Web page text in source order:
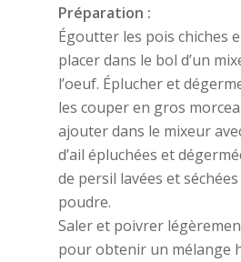
Préparation :
Égoutter les pois chiches
placer dans le bol d’un
l’oeuf. Éplucher et
les couper en gros
ajouter dans le mixeur
d’ail épluchées et
de persil lavées et
poudre.
Saler et poivrer
pour obtenir un mélange